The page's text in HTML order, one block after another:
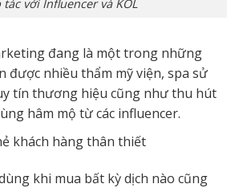
tác với Influencer và KOL
đang là một trong những
được nhiều thẩm mỹ viện, spa sử
tín thương hiệu cũng như thu hút
hâm mộ từ các influencer.
khách hàng thân thiết
khi mua bất kỳ dịch nào cũng